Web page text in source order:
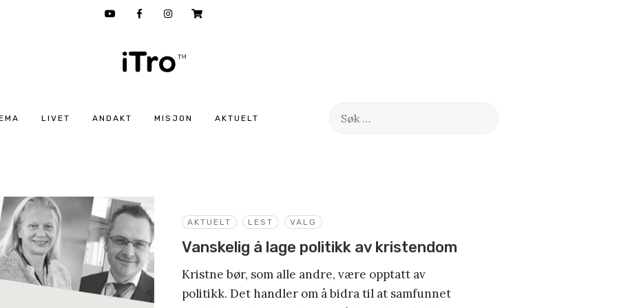
LIVET ANDAKT MISJON AKTUELT
Søk
AKTUELT LEST VALG
Vanskelig å lage politikk av kristendom
Kristne bør, som alle andre, være opptatt av
politikk. Det handler om å bidra til at samfunnet